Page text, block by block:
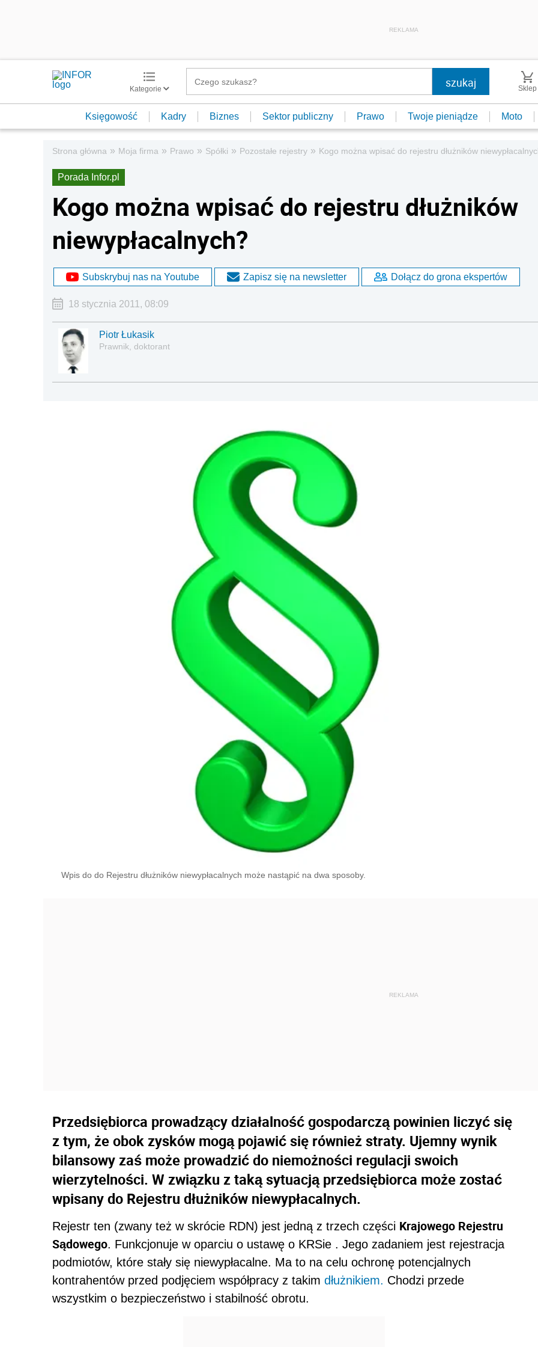
REKLAMA
Kategorie Sklep
Księgowość Kadry Biznes Sektor publiczny Prawo Twoje pieniądze Moto
Strona główna » Moja firma » Prawo » Spółki » Pozostałe rejestry » Kogo można wpisać do rejestru dłużników
Porada Infor.pl
Kogo można wpisać do rejestru dłużników
niewypłacalnych?
Subskrybuj nas na Youtube Zapisz się na newsletter Dołącz do grona ekspertów
18 stycznia 2011, 08:09
Piotr Łukasik
Prawnik, doktorant
Wpis do do Rejestru dłużników niewypłacalnych może nastąpić na dwa sposoby.
Przedsiębiorca prowadzący działalność gospodarczą powinien liczyć się
z tym, że obok zysków mogą pojawić się również straty. Ujemny wynik
bilansowy zaś może prowadzić do niemożności regulacji swoich
wierzytelności. W związku z taką sytuacją przedsiębiorca może zostać
wpisany do Rejestru dłużników niewypłacalnych.
Rejestr ten (zwany też w skrócie RDN) jest jedną z trzech części Krajowego Rejestru
Sądowego. Funkcjonuje w oparciu o ustawę o KRSie . Jego zadaniem jest rejestracja
podmiotów, które stały się niewypłacalne. Ma to na celu ochronę potencjalnych
kontrahentów przed podjęciem współpracy z takim dłużnikiem. Chodzi przede
wszystkim o bezpieczeństwo i stabilność obrotu.